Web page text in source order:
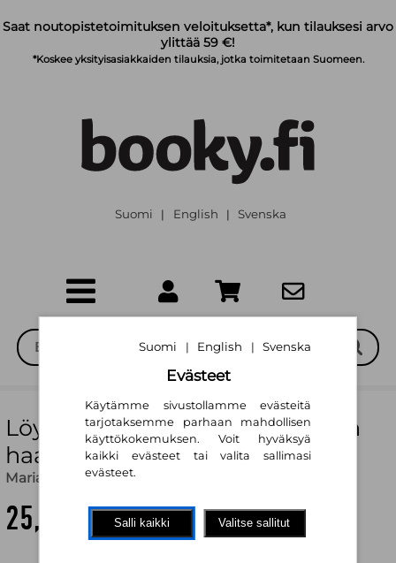
Saat noutopistetoimituksen veloituksetta*, kun tilauksesi arvo
ylittää 59 €!
*Koskee yksityisasiakkaiden tilauksia, jotka toimitetaan Suomeen.
Suomi | English | Svenska
Löydä juurisyyt kehon ja mielen
haasteisiin
Maria Nordin
25,80 €
Suomi | English | Svenska
Evästeet
Käytämme sivustollamme evästeitä
tarjotaksemme parhaan mahdollisen
käyttökokemuksen. Voit hyväksyä
kaikki evästeet tai valita sallimasi
evästeet.
Salli kaikki Valitse sallitut